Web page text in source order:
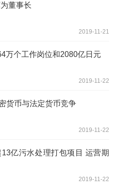
董事长
2019-11-21
万个工作岗位和2080亿日元
2019-11-22
货币与法定货币竞争
2019-11-22
亿污水处理打包项目 运营期
2019-11-22